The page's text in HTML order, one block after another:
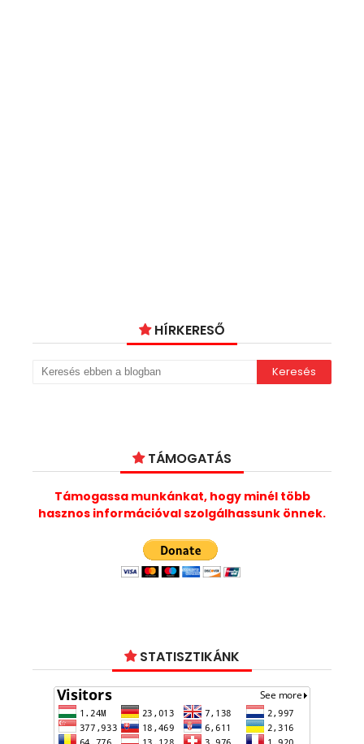
HÍRKERESŐ
TÁMOGATÁS
Támogassa munkánkat, hogy minél több
hasznos információval szolgálhassunk önnek.
STATISZTIKÁNK